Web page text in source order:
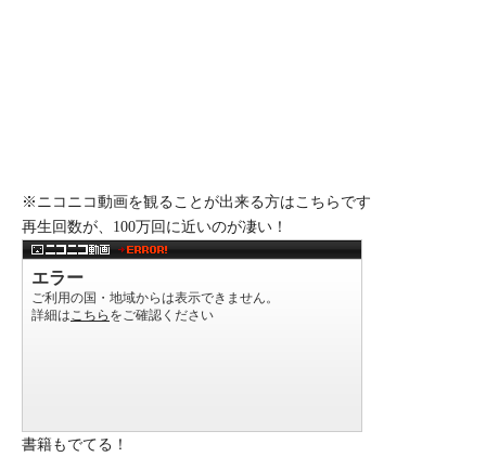
※ニコニコ動画を観ることが出来る方はこちらです
再生回数が、100万回に近いのが凄い！
書籍もでてる！